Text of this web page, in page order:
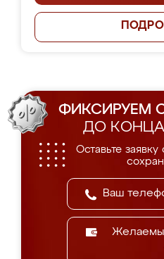
ФИКСИРУЕМ
ДО КОНЦА
Оставьте заявку